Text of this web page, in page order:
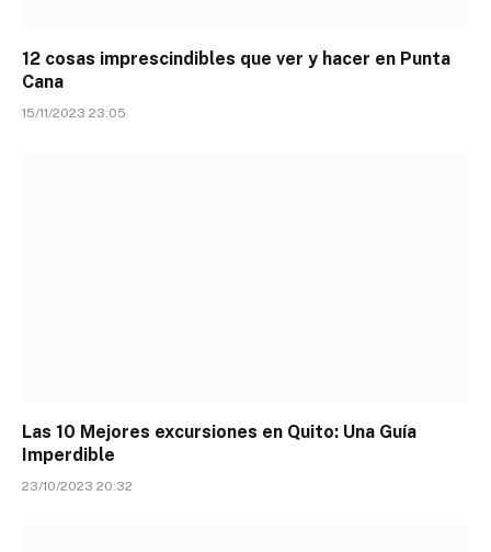
12 cosas imprescindibles que ver y hacer en Punta
Cana
15/11/2023 23:05
Las 10 Mejores excursiones en Quito: Una Guía
Imperdible
23/10/2023 20:32